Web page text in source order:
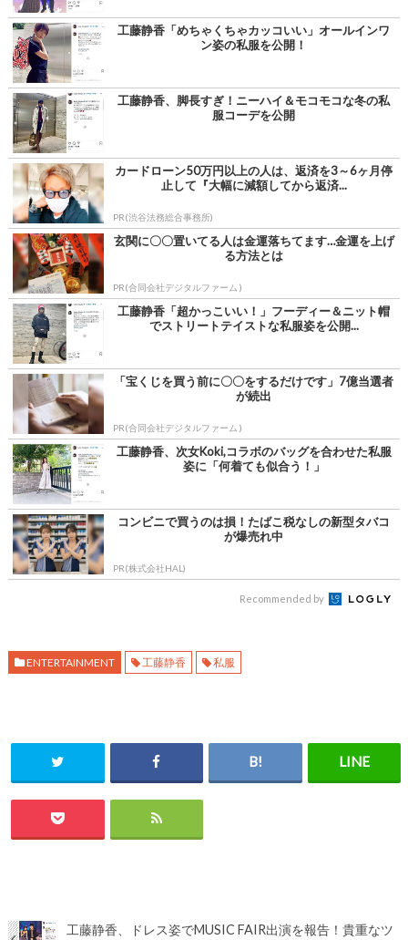
工藤静香「めちゃくちゃカッコいい」オールインワ
ン姿の私服を公開！
工藤静香、脚長すぎ！ニーハイ＆モコモコな冬の私
服コーデを公開
カードローン50万円以上の人は、返済を3～6ヶ月停
止して『大幅に減額してから返済...
PR(渋谷法務総合事務所)
玄関に〇〇置いてる人は金運落ちてます…金運を上げ
る方法とは
PR(合同会社デジタルファーム )
工藤静香「超かっこいい！」フーディー＆ニット帽
でストリートテイストな私服姿を公開...
「宝くじを買う前に〇〇をするだけです」7億当選者
が続出
PR(合同会社デジタルファーム )
工藤静香、次女Koki,コラボのバッグを合わせた私服
姿に「何着ても似合う！」
コンビニで買うのは損！たばこ税なしの新型タバコ
が爆売れ中
PR(株式会社HAL)
Recommended by
ENTERTAINMENT 工藤静香 私服
工藤静香、ドレス姿でMUSIC FAIR出演を報告！貴重なツ